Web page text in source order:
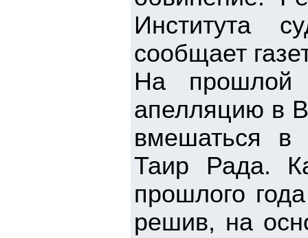
Института
сообщает
На прошлой
апелляцию в
вмешаться в
Таир Рада.
прошлого
решив, на